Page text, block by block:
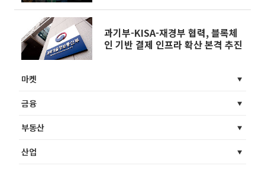
과기부-KISA-재경부 협력, 블록체
인 기반 결제 인프라 확산 본격 추진
마켓
금융
부동산
산업